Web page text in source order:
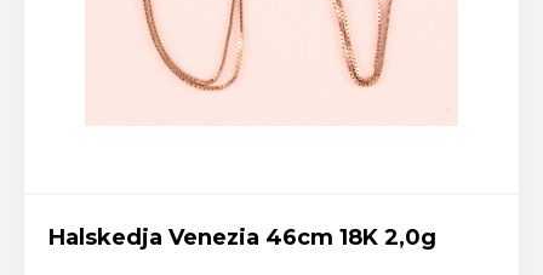
Halskedja Venezia 46cm 18K 2,0g